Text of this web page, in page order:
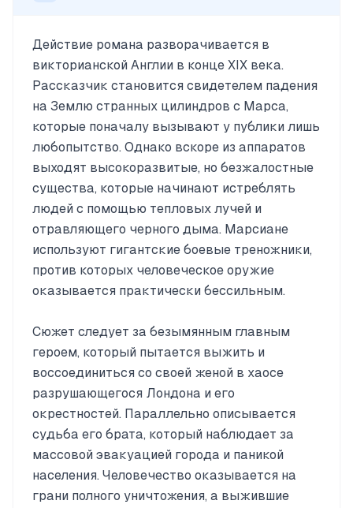
Действие романа разворачивается в
викторианской Англии в конце XIX века.
Рассказчик становится свидетелем падения
на Землю странных цилиндров с Марса,
которые поначалу вызывают у публики лишь
любопытство. Однако вскоре из аппаратов
выходят высокоразвитые, но безжалостные
существа, которые начинают истреблять
людей с помощью тепловых лучей и
отравляющего черного дыма. Марсиане
используют гигантские боевые треножники,
против которых человеческое оружие
оказывается практически бессильным.
Сюжет следует за безымянным главным
героем, который пытается выжить и
воссоединиться со своей женой в хаосе
разрушающегося Лондона и его
окрестностей. Параллельно описывается
судьба его брата, который наблюдает за
массовой эвакуацией города и паникой
населения. Человечество оказывается на
грани полного уничтожения, а выжившие